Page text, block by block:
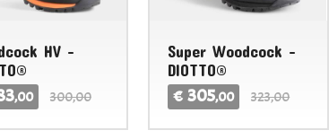
HV -
,00 300,00
Super Woodcock -
DIOTTO®
€ 305,00 323,00